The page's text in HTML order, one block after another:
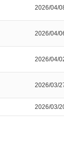
2026/04/
2026/04/
2026/04/
2026/03/
2026/03/